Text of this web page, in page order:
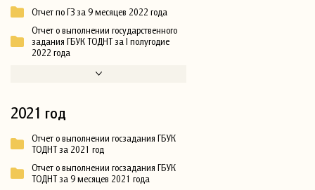
Отчет по ГЗ за 9 месяцев 2022 года
Отчет о выполнении государственного
задания ГБУК ТОДНТ за I полугодие
2022 года
2021 год
Отчет о выполнении госзадания ГБУК
ТОДНТ за 2021 год
Отчет о выполнении госзадания ГБУК
ТОДНТ за 9 месяцев 2021 года